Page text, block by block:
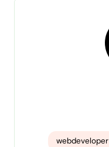
webdeveloper